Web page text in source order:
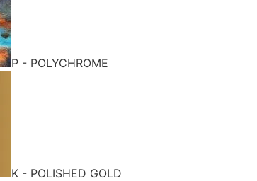
P - POLYCHROME
K - POLISHED GOLD